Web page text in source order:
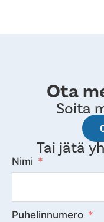
Ota
Soita
Tai jätä
Nimi
Puhelinnumero